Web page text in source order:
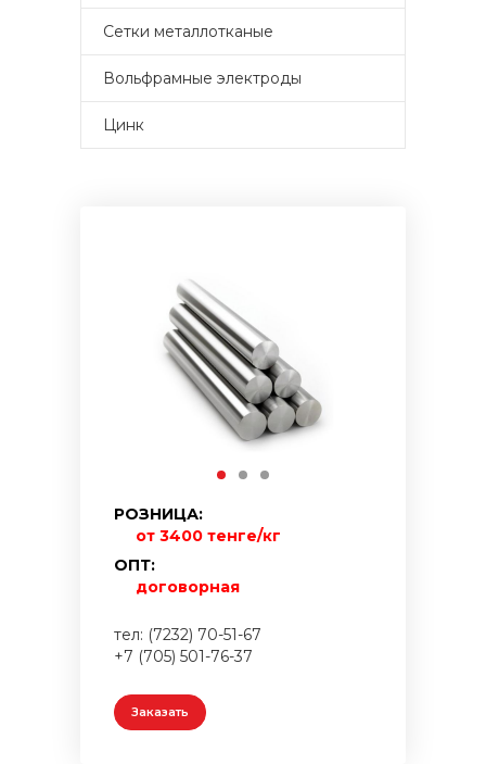
Сетки металлотканые
Вольфрамные электроды
Цинк
РОЗНИЦА:
от 3400 тенге/кг
ОПТ:
договорная
тел: (7232) 70-51-67
+7 (705) 501-76-37
Заказать